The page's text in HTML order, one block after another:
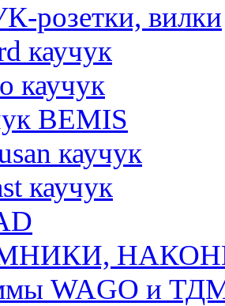
розетки, вилки
каучук
каучук
BEMIS
каучук
каучук
WAGO и